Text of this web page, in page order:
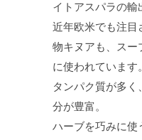
イトアスパラの輸
近年欧米でも注目
物キヌアも、スー
に使われています
タンパク質が多
分が豊富。
ハーブを巧みに使